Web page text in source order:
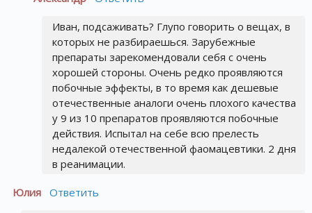
Иван, подсаживать? Глупо говорить о вещах, в
которых не разбираешься. Зарубежные
препараты зарекомендовали себя с очень
хорошей стороны. Очень редко проявляются
побочные эффекты, в то время как дешевые
отечественные аналоги очень плохого качества
у 9 из 10 препаратов проявляются побочные
действия. Испытал на себе всю прелесть
недалекой отечественной фаомацевтики. 2 дня
в реанимации.
Юлия Ответить